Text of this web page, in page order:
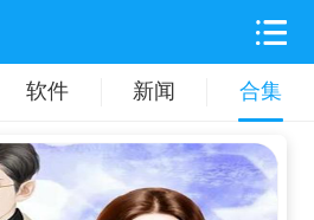
软件 新闻 合集